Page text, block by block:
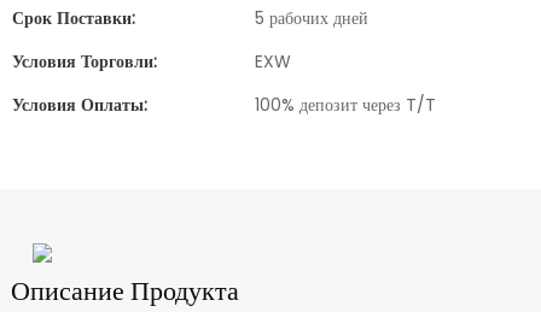
Срок Поставки:
5 рабочих дней
Условия Торговли:
EXW
Условия Оплаты:
100% депозит через T/T
Описание Продукта